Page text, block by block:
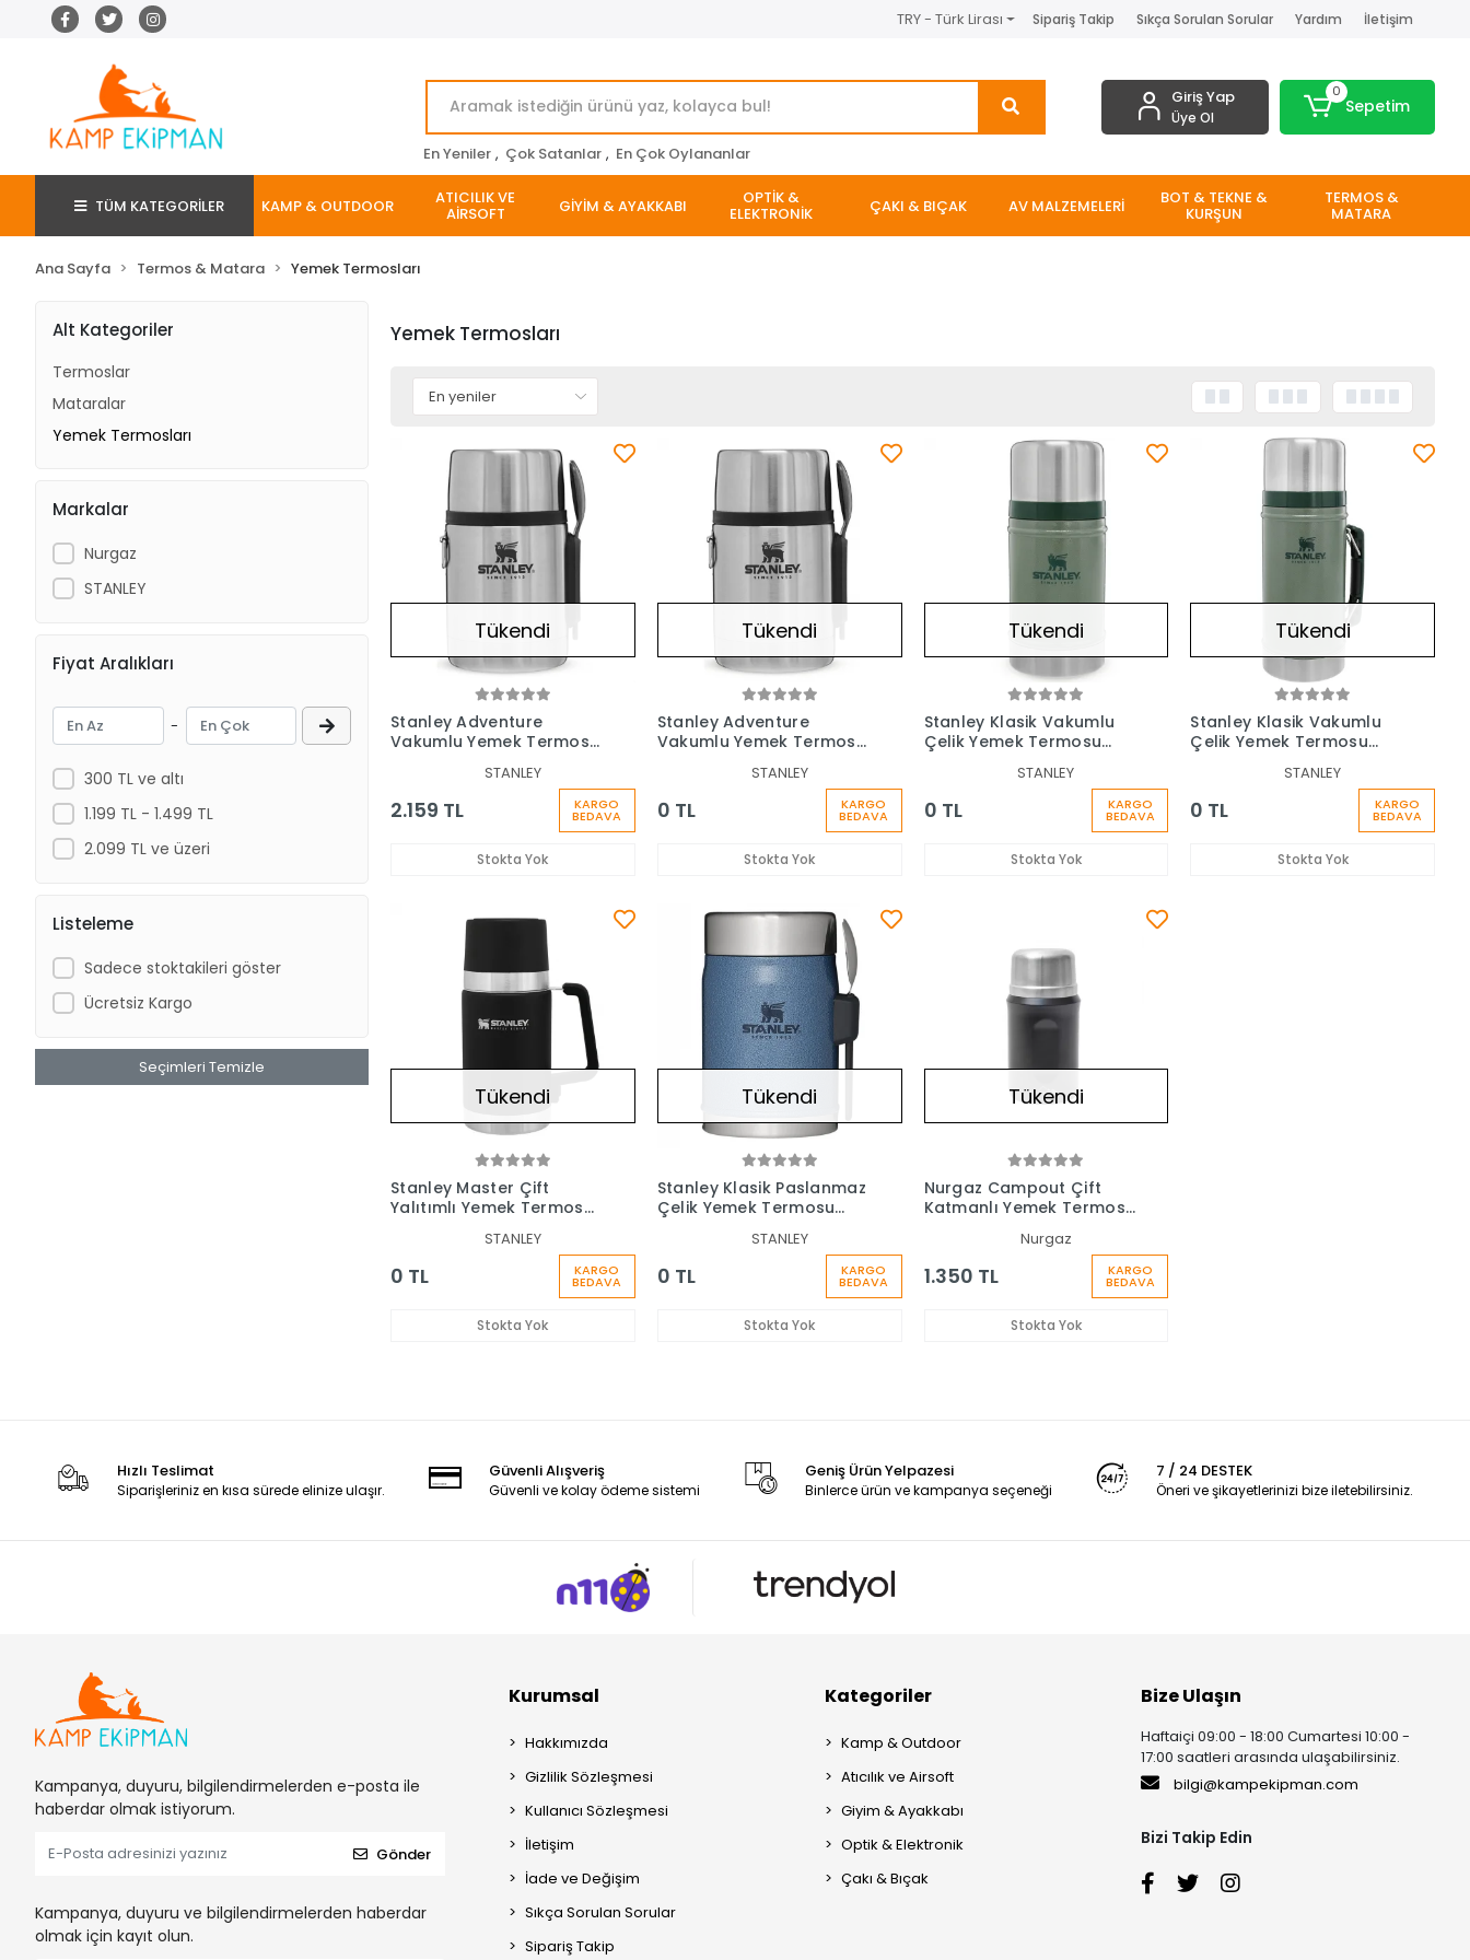
TRY - Türk Lirası Sipariş Takip Sıkça Sorulan Sorular Yardım İletişim
En Yeniler , Çok Satanlar , En Çok Oylananlar
Giriş Yap
Üye Ol
0
Sepetim
TÜM KATEGORİLER KAMP & OUTDOOR ATICILIK VE
AİRSOFT GİYİM & AYAKKABI OPTİK &
ELEKTRONİK ÇAKI & BIÇAK AV MALZEMELERİ BOT & TEKNE &
KURŞUN
TERMOS &
MATARA
Ana Sayfa Termos & Matara Yemek Termosları
Alt Kategoriler
Termoslar
Mataralar
Yemek Termosları
Markalar
Nurgaz
STANLEY
Fiyat Aralıkları
-
300 TL ve altı
1.199 TL - 1.499 TL
2.099 TL ve üzeri
Listeleme
Sadece stoktakileri göster
Ücretsiz Kargo
Seçimleri Temizle
Yemek Termosları
Tükendi
Stanley Adventure
Vakumlu Yemek Termosu
STANLEY
2.159 TL KARGO
BEDAVA
Stokta Yok
Tükendi
Stanley Adventure
Vakumlu Yemek Termosu
STANLEY
0 TL KARGO
BEDAVA
Stokta Yok
Tükendi
Stanley Klasik Vakumlu
Çelik Yemek Termosu
STANLEY
0 TL KARGO
BEDAVA
Stokta Yok
Tükendi
Stanley Klasik Vakumlu
Çelik Yemek Termosu
STANLEY
0 TL KARGO
BEDAVA
Stokta Yok
Tükendi
Stanley Master Çift
Yalıtımlı Yemek Termosu
STANLEY
0 TL KARGO
BEDAVA
Stokta Yok
Tükendi
Stanley Klasik Paslanmaz
Çelik Yemek Termosu
STANLEY
0 TL KARGO
BEDAVA
Stokta Yok
Tükendi
Nurgaz Campout Çift
Katmanlı Yemek Termosu
Nurgaz
1.350 TL KARGO
BEDAVA
Stokta Yok
Hızlı Teslimat
Siparişleriniz en kısa sürede elinize ulaşır.
Güvenli Alışveriş
Güvenli ve kolay ödeme sistemi
Geniş Ürün Yelpazesi
Binlerce ürün ve kampanya seçeneği
7 / 24 DESTEK
Öneri ve şikayetlerinizi bize iletebilirsiniz.
Kampanya, duyuru, bilgilendirmelerden e-posta ile
haberdar olmak istiyorum.
Gönder
Kampanya, duyuru ve bilgilendirmelerden haberdar
olmak için kayıt olun.
Kurumsal
Hakkımızda
Gizlilik Sözleşmesi
Kullanıcı Sözleşmesi
İletişim
İade ve Değişim
Sıkça Sorulan Sorular
Sipariş Takip
Kategoriler
Kamp & Outdoor
Atıcılık ve Airsoft
Giyim & Ayakkabı
Optik & Elektronik
Çakı & Bıçak
Bize Ulaşın
Haftaiçi 09:00 - 18:00 Cumartesi 10:00 -
17:00 saatleri arasında ulaşabilirsiniz.
bilgi@kampekipman.com
Bizi Takip Edin